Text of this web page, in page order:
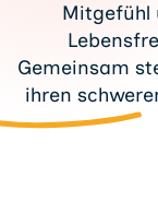
Mitgefühl
Gemeinsam
ihren